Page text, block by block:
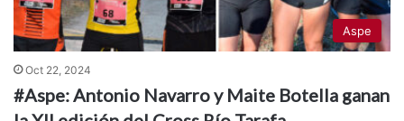
Aspe
Oct 22, 2024
#Aspe: Antonio Navarro y Maite Botella ganan